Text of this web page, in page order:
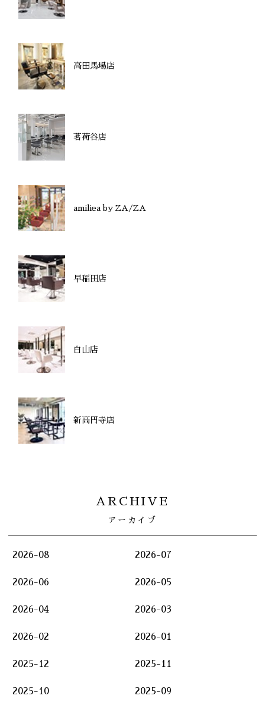
高田馬場店
茗荷谷店
amiliea by ZA/ZA
早稲田店
白山店
新高円寺店
ARCHIVE
アーカイブ
2026-08 2026-07
2026-06 2026-05
2026-04 2026-03
2026-02 2026-01
2025-12 2025-11
2025-10 2025-09